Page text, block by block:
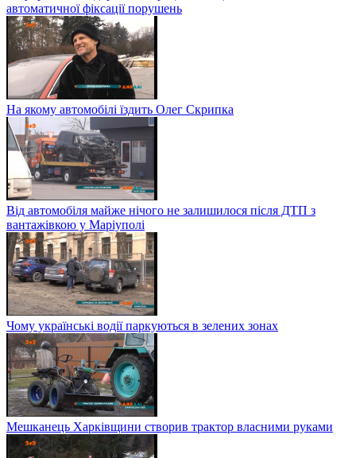
автоматичної фіксації порушень
На якому автомобілі їздить Олег Скрипка
Від автомобіля майже нічого не залишилося після ДТП з
вантажівкою у Маріуполі
Чому українські водії паркуються в зелених зонах
Мешканець Харківщини створив трактор власними руками